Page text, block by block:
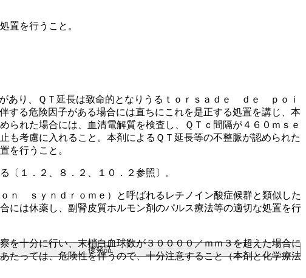
置を行うこと。
あり、ＱＴ延長は致命的となりうるｔｏｒｓａｄｅ ｄｅ ｐｏｉ
する危険因子がある場合には直ちにこれを是正する処置を講じ、本
れた場合には、血清電解質を検査し、ＱＴｃ間隔が４６０ｍｓｅ
も考慮に入れること。本剤によるＱＴ延長等の不整脈が認められた
を行うこと。
〔１．２、８．２、１０．２参照〕。
ｎ ｓｙｎｄｒｏｍｅ）と呼ばれるレチノイン酸症候群と類似した
には休薬し、副腎皮質ホルモン剤のパルス療法等の適切な処置を行
十分に行い、末梢白血球数が３００００／ｍｍ３を超えた場合に
たっては、危険性を伴うので、十分注意すること（本剤と化学療法
後発品